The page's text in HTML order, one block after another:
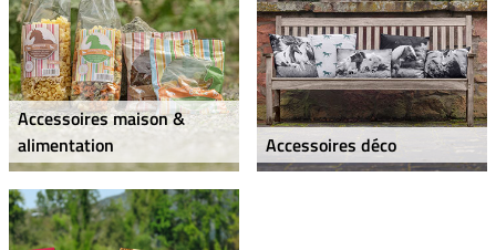
Accessoires maison &
alimentation
Accessoires déco